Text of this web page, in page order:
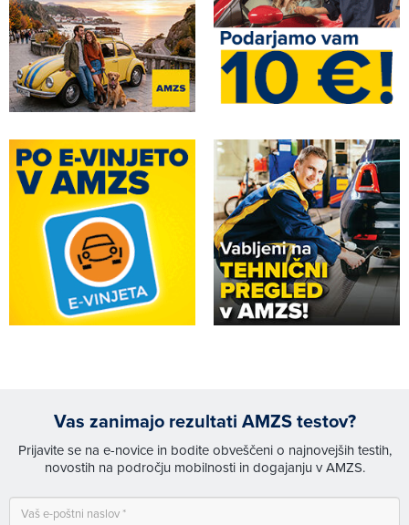
Vas zanimajo rezultati AMZS testov?
Prijavite se na e-novice in bodite obveščeni o najnovejših testih,
novostih na področju mobilnosti in dogajanju v AMZS.